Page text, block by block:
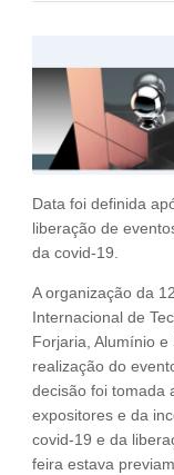
SEJA UM
VAGAS
Data foi definida
liberação de
da covid-19.
A organização da
Internacional de
Forjaria, Alumínio
realização do
decisão foi tomada
expositores e da
covid-19 e da
feira estava